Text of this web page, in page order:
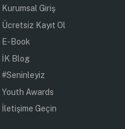
Kurumsal Giriş
Ücretsiz Kayıt Ol
E-Book
İK Blog
#Seninleyiz
Youth Awards
İletişime Geçin